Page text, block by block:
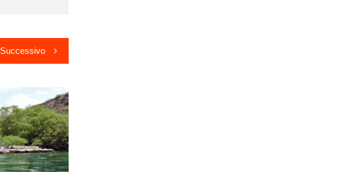
Successivo